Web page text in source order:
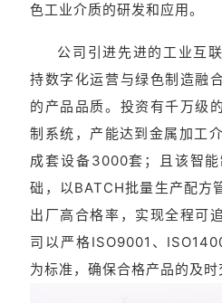
色工业介质的研发和应用。
公司引进先进的工业互
持数字化运营与绿色制造融
的产品品质。 投资有千万级
制系统，产能达到金属加工
成套设备3000套；且该智
础，以BATCH批量生产配方
出厂高合格率，实现全程可
司以严格ISO9001、
为标准，确保合格产品的及时